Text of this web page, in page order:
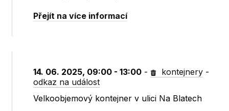
Přejít na více informací
14. 06. 2025, 09:00 - 13:00 - kontejnery -
odkaz na událost
Velkoobjemový kontejner v ulici Na Blatech